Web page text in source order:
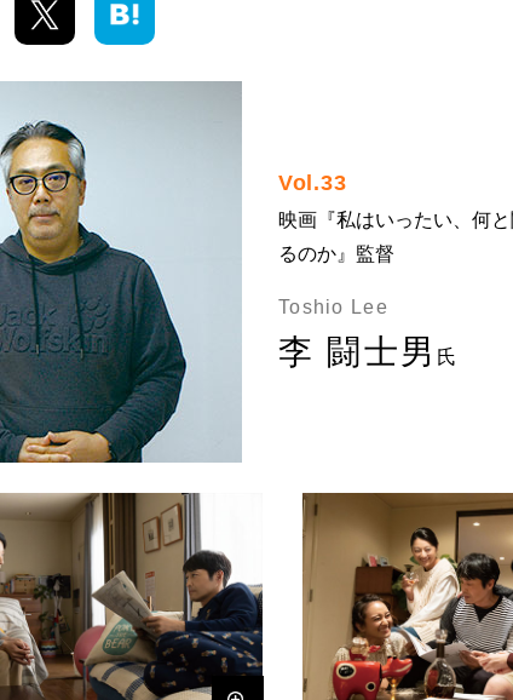
Vol.33
映画『私はいったい、何
るのか』監督
Toshio Lee
李 闘士男 氏